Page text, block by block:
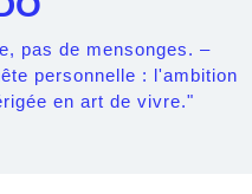
pas de mensonges. –
personnelle : l'ambition
en art de vivre."